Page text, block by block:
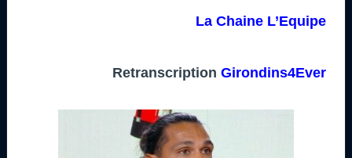
La Chaine L’Equipe
Retranscription Girondins4Ever